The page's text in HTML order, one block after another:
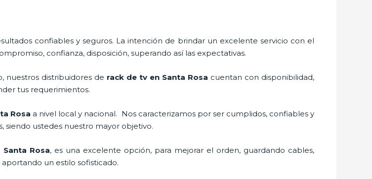
confiables y seguros. La intención de brindar un excelente servicio con el
confianza, disposición, superando así las expectativas.
nuestros distribuidores de rack de tv en Santa Rosa cuentan con disponibilidad,
tus requerimientos.
Rosa a nivel local y nacional. Nos caracterizamos por ser cumplidos, confiables y
siendo ustedes nuestro mayor objetivo.
Rosa, es una excelente opción, para mejorar el orden, guardando cables,
un estilo sofisticado.